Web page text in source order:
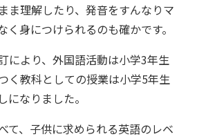
ま理解したり、発音をすんなりマ
く身につけられるのも確かです。
により、外国語活動は小学3年生
く教科としての授業は小学5年生
になりました。
て、子供に求められる英語のレベ